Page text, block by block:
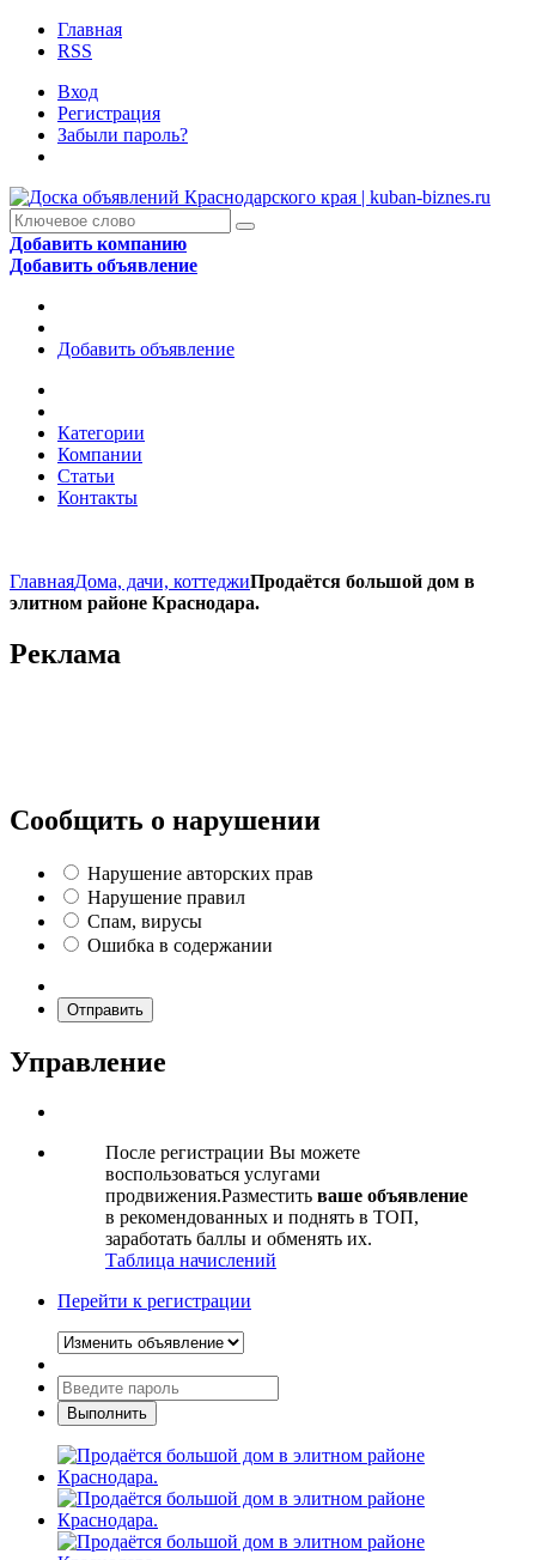
Главная
RSS
Вход
Регистрация
Забыли пароль?
Добавить компанию
Добавить объявление
Добавить объявление
Категории
Компании
Статьи
Контакты
ГлавнаяДома, дачи, коттеджиПродаётся большой дом в
элитном районе Краснодара.
Реклама
Сообщить о нарушении
Нарушение авторских прав
Нарушение правил
Спам, вирусы
Ошибка в содержании
Отправить
Управление
После регистрации Вы можете
воспользоваться услугами
продвижения.Разместить ваше объявление
в рекомендованных и поднять в ТОП,
заработать баллы и обменять их.
Таблица начислений
Перейти к регистрации